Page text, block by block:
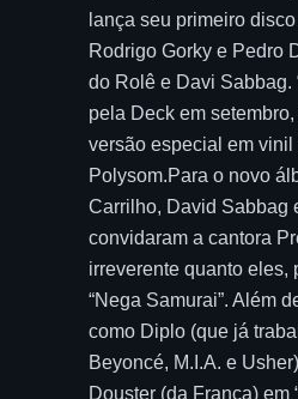
lança seu primeiro
Rodrigo Gorky e Pedro
do Rolê e Davi Sabbag.
pela Deck em
versão especial em vinil
Polysom.Para o novo
Carrilho, David Sabbag
convidaram a cantora
irreverente quanto eles,
“Nega Samurai”. Além
como Diplo (que já
Beyoncé, M.I.A. e
Douster (da França) em